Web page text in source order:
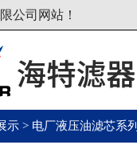
公司网站！
示 > 电厂液压油滤芯系列